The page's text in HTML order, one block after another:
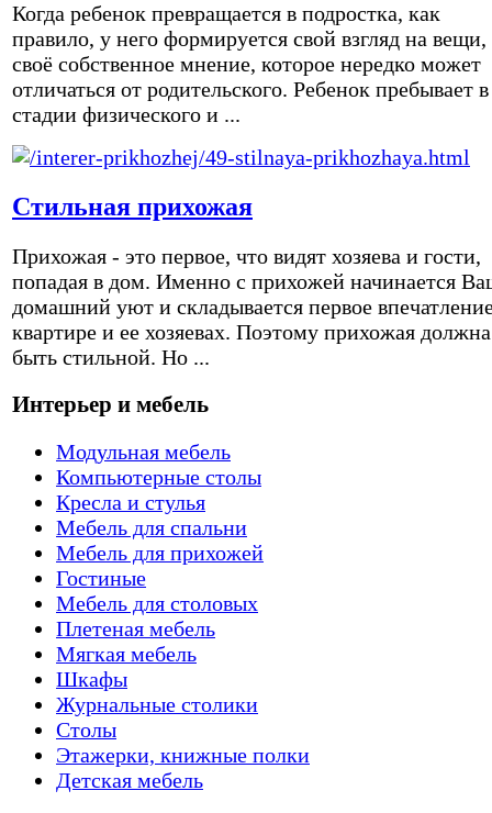
Когда ребенок превращается в подростка, как
правило, у него формируется свой взгляд на вещи,
своё собственное мнение, которое нередко может
отличаться от родительского. Ребенок пребывает в
стадии физического и ...
Стильная прихожая
Прихожая - это первое, что видят хозяева и гости,
попадая в дом. Именно с прихожей начинается
домашний уют и складывается первое
квартире и ее хозяевах. Поэтому прихожая должна
быть стильной. Но ...
Интерьер и мебель
Модульная мебель
Компьютерные столы
Кресла и стулья
Мебель для спальни
Мебель для прихожей
Гостиные
Мебель для столовых
Плетеная мебель
Мягкая мебель
Шкафы
Журнальные столики
Столы
Этажерки, книжные полки
Детская мебель